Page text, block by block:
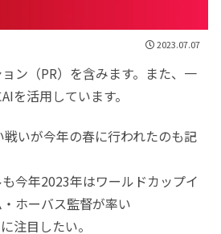
2023.07.07
ン（PR）を含みます。また、一
を活用しています。
戦いが今年の春に行われたのも記
今年2023年はワールドカップイ
ホーバス監督が率い
注目したい。